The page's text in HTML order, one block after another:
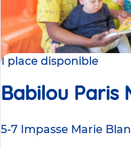
1 place disponible
Babilou Paris
Adresse
5-7 Impasse Marie